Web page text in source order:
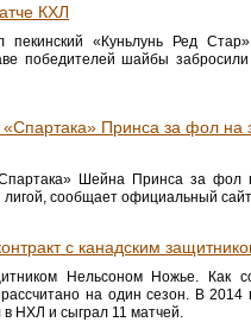
КХЛ
пекинский «Куньлунь Ред
победителей шайбы
Принса за фол на
Шейна Принса за
сообщает официальный
с канадским
Нельсоном Ножье. Как
рассчитано на один сезон. В
в НХЛ и сыграл 11 матчей.